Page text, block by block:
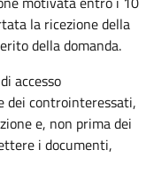
la ricezione della
della domanda.
accesso
dei controinteressati,
e, non prima dei
i documenti,